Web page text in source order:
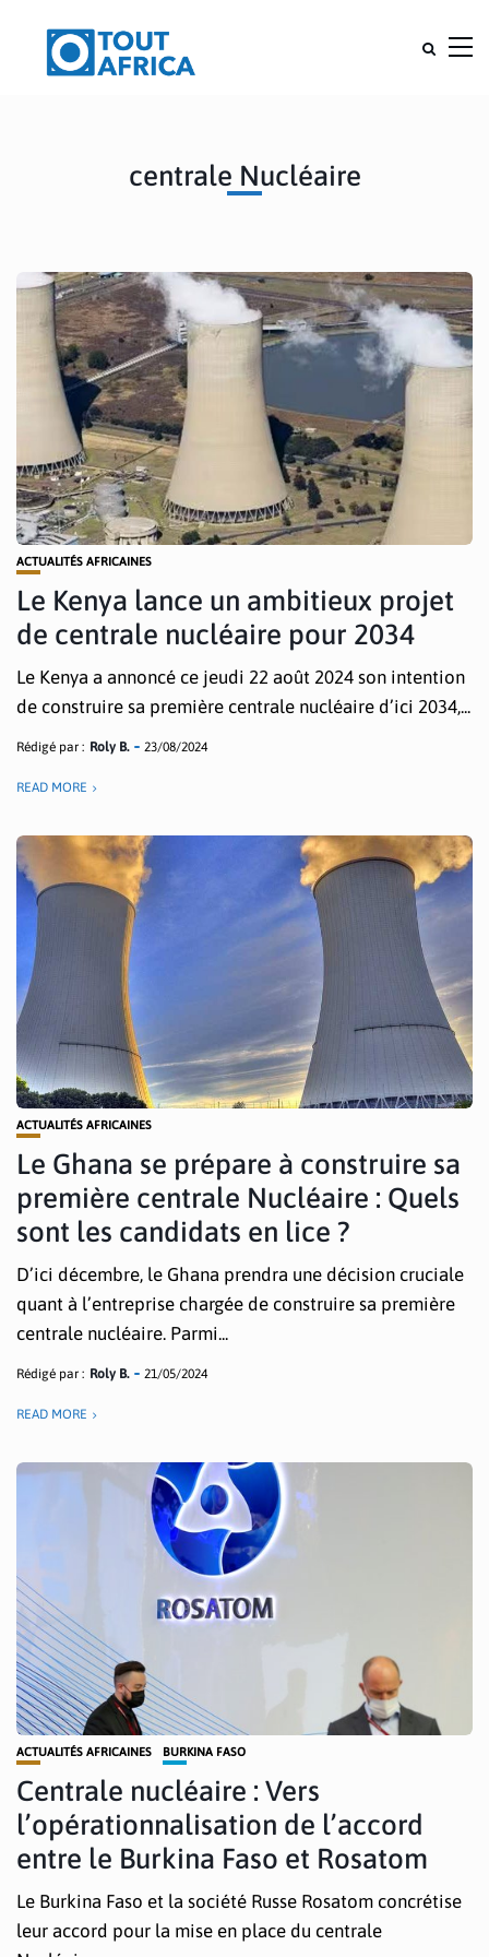
centrale Nucléaire
ACTUALITÉS AFRICAINES
Le Kenya lance un ambitieux projet
de centrale nucléaire pour 2034
Le Kenya a annoncé ce jeudi 22 août 2024 son intention
de construire sa première centrale nucléaire d’ici 2034,...
Rédigé par : Roly B. 23/08/2024
READ MORE
ACTUALITÉS AFRICAINES
Le Ghana se prépare à construire sa
première centrale Nucléaire : Quels
sont les candidats en lice ?
D’ici décembre, le Ghana prendra une décision cruciale
quant à l’entreprise chargée de construire sa première
centrale nucléaire. Parmi...
Rédigé par : Roly B. 21/05/2024
READ MORE
ACTUALITÉS AFRICAINES BURKINA FASO
Centrale nucléaire : Vers
l’opérationnalisation de l’accord
entre le Burkina Faso et Rosatom
Le Burkina Faso et la société Russe Rosatom concrétise
leur accord pour la mise en place du centrale